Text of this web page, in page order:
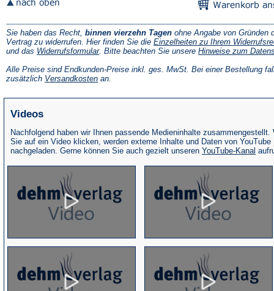
Sie haben das Recht, binnen vierzehn Tagen ohne Angabe von Gründen
Vertrag zu widerrufen. Hier finden Sie die Einzelheiten zu Ihrem
und das Widerrufsformular(Öffnet
einem
neuen
. Bitte beachten Sie unsere Hinweise zum
Alle Preise sind Endkunden-Preise inkl. ges. MwSt. Bei einer Bestellung
zusätzlich Versandkosten(Öffnet
an.
Videos
Nachfolgend haben wir Ihnen passende Medieninhalte zusammengestellt.
Sie auf ein Video klicken, werden externe Inhalte und Daten von YouTube
nachgeladen. Gerne können Sie auch gezielt unseren YouTube-Kanal